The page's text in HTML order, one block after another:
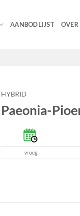
AANBODLIJST OVER
HYBRID
Paeonia-
vroeg